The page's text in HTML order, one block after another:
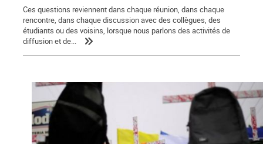
Ces questions reviennent dans chaque réunion, dans chaque
rencontre, dans chaque discussion avec des collègues, des
étudiants ou des voisins, lorsque nous parlons des activités de
diffusion et de...